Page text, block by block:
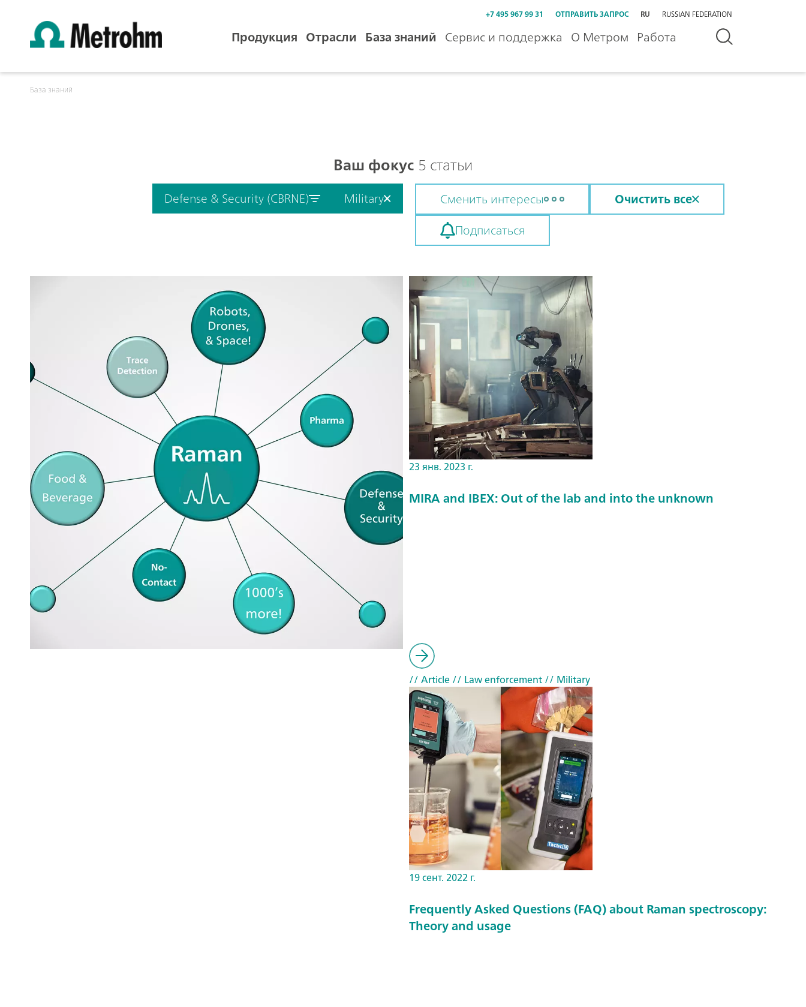
+7 495 967 99 31 ОТПРАВИТЬ ЗАПРОС RU RUSSIAN FEDERATION
Продукция Отрасли База знаний Сервис и поддержка О Метром Работа
База знаний
Ваш фокус 5 статьи
Defense & Security (CBRNE) Military Сменить интересы
Очистить все
Подписаться
23 янв. 2023 г.
MIRA and IBEX: Out of the lab and into the unknown
// Article// Law enforcement// Military
19 сент. 2022 г.
Frequently Asked Questions (FAQ) about Raman spectroscopy:
Theory and usage